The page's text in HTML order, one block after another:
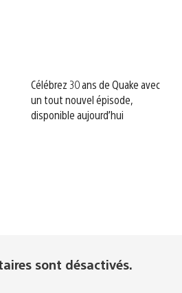
Célébrez 30 ans de Quake avec
un tout nouvel épisode,
disponible aujourd’hui
sont désactivés.